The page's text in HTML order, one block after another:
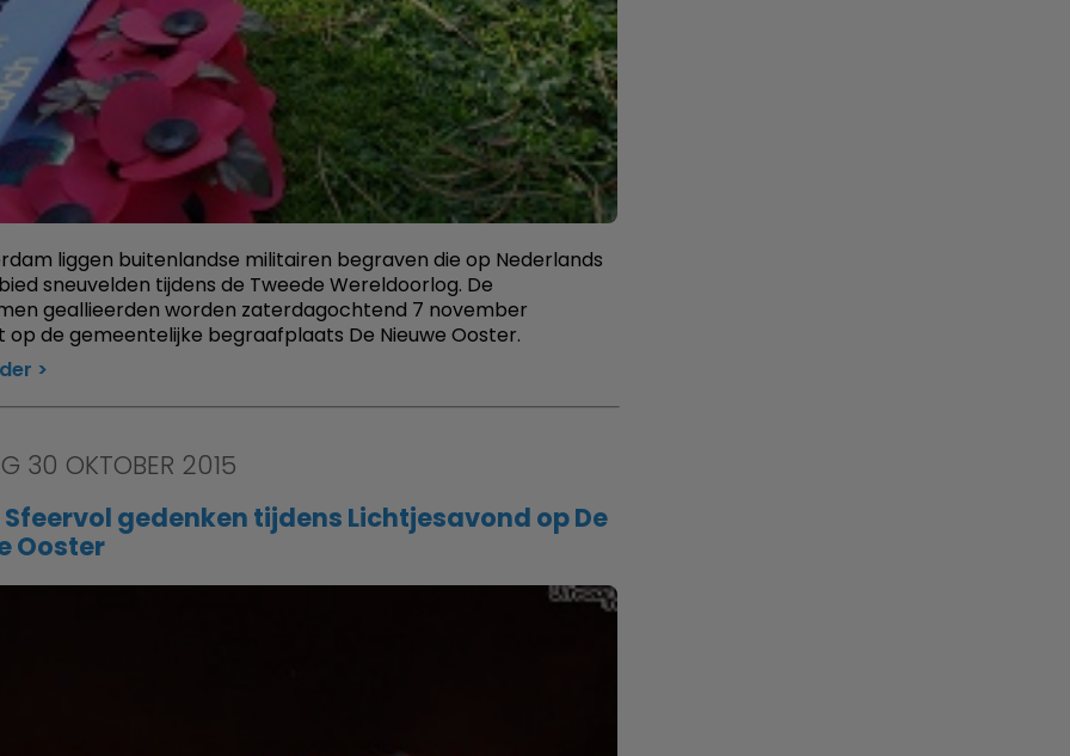
liggen buitenlandse militairen begraven die op Nederlands
sneuvelden tijdens de Tweede Wereldoorlog. De
geallieerden worden zaterdagochtend 7 november
op de gemeentelijke begraafplaats De Nieuwe Ooster.
30 OKTOBER 2015
gedenken tijdens Lichtjesavond op De
Ooster